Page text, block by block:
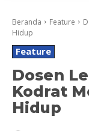
Beranda Feature
Hidup
Feature
Dosen
Kodrat
Hidup